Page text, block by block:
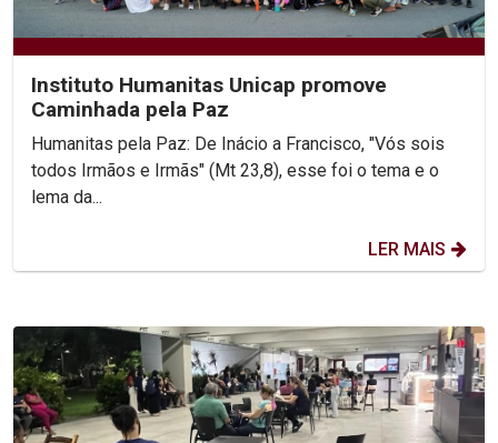
Instituto Humanitas Unicap promove
Caminhada pela Paz
Humanitas pela Paz: De Inácio a Francisco, "Vós sois
todos Irmãos e Irmãs" (Mt 23,8), esse foi o tema e o
lema da...
LER MAIS